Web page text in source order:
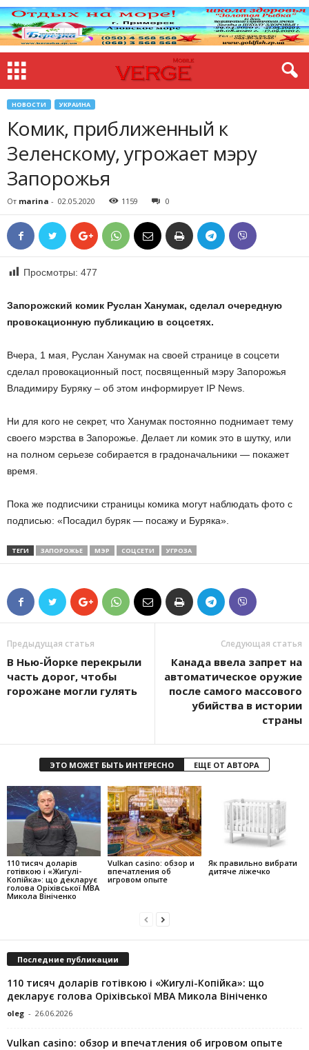
НОВОСТИ УКРАИНА
Комик, приближенный к
Зеленскому, угрожает мэру
Запорожья
От marina - 02.05.2020 1159 0
Просмотры: 477
Запорожский комик Руслан Ханумак, сделал очередную
провокационную публикацию в соцсетях.
Вчера, 1 мая, Руслан Ханумак на своей странице в соцсети
сделал провокационный пост, посвященный мэру Запорожья
Владимиру Буряку – об этом информирует IP News.
Ни для кого не секрет, что Ханумак постоянно поднимает тему
своего мэрства в Запорожье. Делает ли комик это в шутку, или
на полном серьезе собирается в градоначальники — покажет
время.
Пока же подписчики страницы комика могут наблюдать фото с
подписью: «Посадил буряк — посажу и Буряка».
ТЕГИ ЗАПОРОЖЬЕ МЭР СОЦСЕТИ УГРОЗА
Предыдущая статья
В Нью-Йорке перекрыли
часть дорог, чтобы
горожане могли гулять
Следующая статья
Канада ввела запрет на
автоматическое оружие
после самого массового
убийства в истории
страны
ЭТО МОЖЕТ БЫТЬ ИНТЕРЕСНО ЕЩЕ ОТ АВТОРА
110 тисяч доларів
готівкою і «Жигулі-
Копійка»: що декларує
голова Оріхівської МВА
Микола Вініченко
Vulkan casino: обзор и
впечатления об
игровом опыте
Як правильно вибрати
дитяче ліжечко
Последние публикации
110 тисяч доларів готівкою і «Жигулі-Копійка»: що
декларує голова Оріхівської МВА Микола Вініченко
oleg - 26.06.2026
Vulkan casino: обзор и впечатления об игровом опыте